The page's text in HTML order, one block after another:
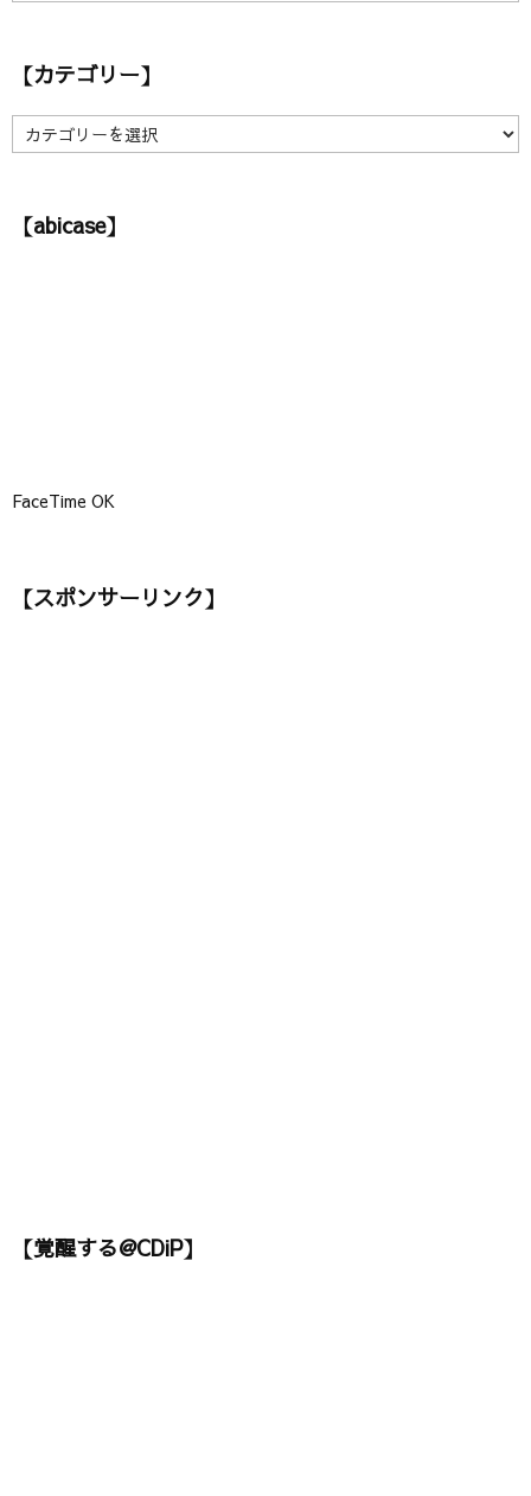
イ【カテゴリー】
【
カ
リ【abicase】
FaceTime OK
【スポンサーリンク】
【覚醒する@CDiP】